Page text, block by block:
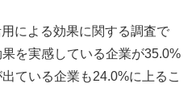
による効果に関する調査で
を実感している企業が35.0%
ている企業も24.0%に上るこ